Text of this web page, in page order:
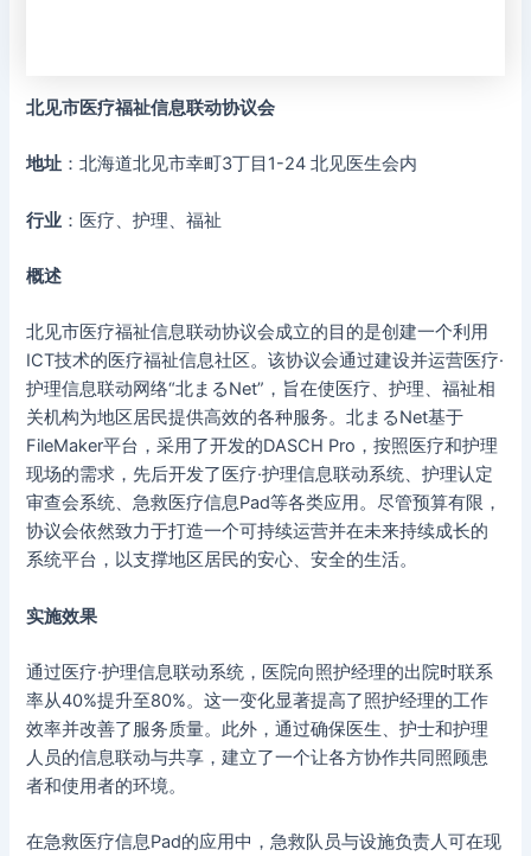
北见市医疗福祉信息联动协议会
地址 ：北海道北见市幸町3丁目1-24 北见医生会内
行业 ：医疗、护理、福祉
概述
北见市医疗福祉信息联动协议会成立的目的是创建一个利用
ICT技术的医疗福祉信息社区。该协议会通过建设并运营医疗·
护理信息联动网络“北まるNet”，旨在使医疗、护理、福祉相
关机构为地区居民提供高效的各种服务。北まるNet基于
FileMaker平台，采用了开发的DASCH Pro，按照医疗和护理
现场的需求，先后开发了医疗·护理信息联动系统、护理认定
审查会系统、急救医疗信息Pad等各类应用。尽管预算有限，
协议会依然致力于打造一个可持续运营并在未来持续成长的
系统平台，以支撑地区居民的安心、安全的生活。
实施效果
通过医疗·护理信息联动系统，医院向照护经理的出院时联系
率从40%提升至80%。这一变化显著提高了照护经理的工作
效率并改善了服务质量。此外，通过确保医生、护士和护理
人员的信息联动与共享，建立了一个让各方协作共同照顾患
者和使用者的环境。
在急救医疗信息Pad的应用中，急救队员与设施负责人可在现